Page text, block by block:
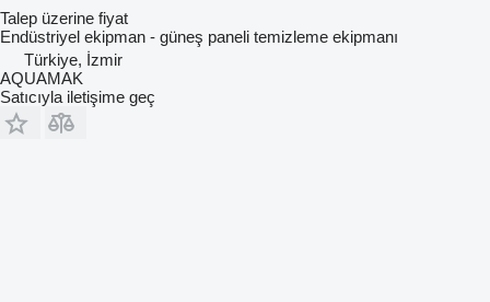
Talep üzerine fiyat
Endüstriyel ekipman - güneş paneli temizleme ekipmanı
Türkiye, İzmir
AQUAMAK
Satıcıyla iletişime geç